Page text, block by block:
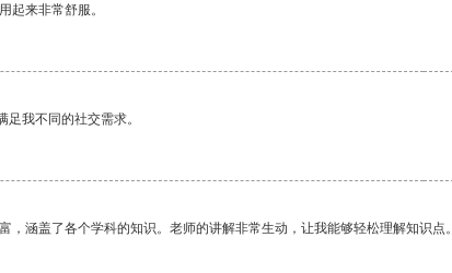
起来非常舒服。
我不同的社交需求。
，涵盖了各个学科的知识。老师的讲解非常生动，让我能够轻松理解知识点。